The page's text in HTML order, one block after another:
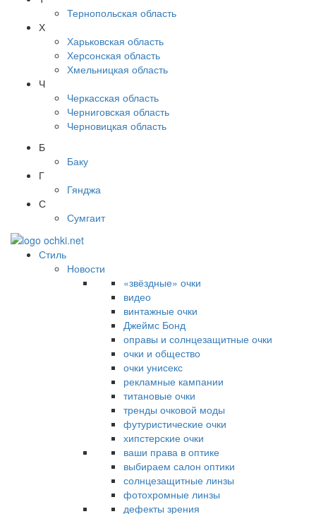
Тернопольская область
Х
Харьковская область
Херсонская область
Хмельницкая область
Ч
Черкасская область
Черниговская область
Черновицкая область
Б
Баку
Г
Гянджа
С
Сумгаит
Стиль
Новости
«звёздные» очки
видео
винтажные очки
Джеймс Бонд
оправы и солнцезащитные очки
очки и общество
очки унисекс
рекламные кампании
титановые очки
тренды очковой моды
футуристические очки
хипстерские очки
ваши права в оптике
выбираем салон оптики
солнцезащитные линзы
фотохромные линзы
дефекты зрения